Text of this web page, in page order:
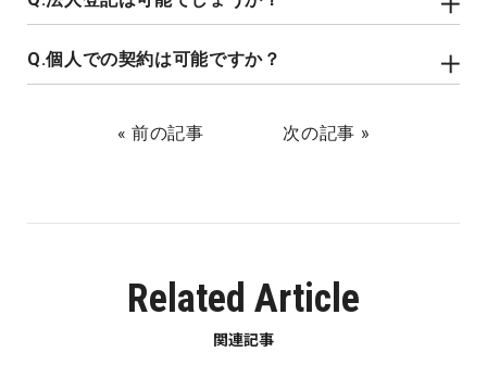
個人での契約は可能ですか？
« 前の記事 次の記事 »
Related Article
関連記事